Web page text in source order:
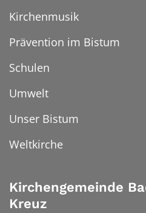
Kirchenmusik
Prävention im Bistum
Schulen
Umwelt
Unser Bistum
Weltkirche
Kirchengemeinde
Kreuz